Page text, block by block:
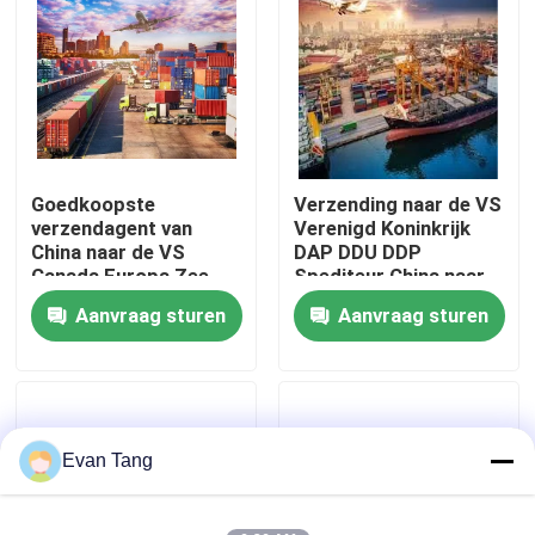
Over ons
Fabriekstocht
Kwaliteitscontrole
Neem contact met ons op
Internationale expeditiediensten
Goedkoopste
verzendagent van
China naar de VS
Canada Europa Zee
Professionele
logistieke diensten
Freight Forwarder
Aanvraag sturen
Verzending naar de VS
Verenigd Koninkrijk
DAP DDU DDP
Spediteur China naar
de VS Door tot deur
Verzendingsagent
Zeebezorging
Aanvraag sturen
Evan Tang